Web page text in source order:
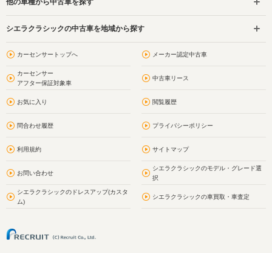
シエラクラシックの中古車を地域から探す
カーセンサートップへ メーカー認定中古車
カーセンサー
アフター保証対象車
中古車リース
お気に入り 閲覧履歴
問合わせ履歴 プライバシーポリシー
利用規約 サイトマップ
お問い合わせ
シエラクラシックのモデル・グレード選
択
シエラクラシックのドレスアップ(カスタ
ム)
シエラクラシックの車買取・車査定